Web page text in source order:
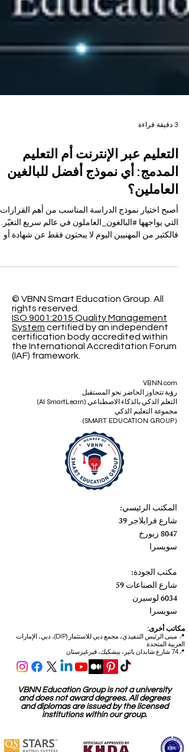
التعليم عبر الإنترنت أم التعليم
المدمج: أي نموذج أفضل للبالغين
العاملين؟
أصبح اختيار نموذج الدراسة المناسب من أهم القرارات
التي يواجهها #البالغون_العاملون في عالم سريع التغيّر.
سؤال مهم: هل #التعليم_عبر_الإنترنت هو الخيار
أم أن #التعليم_المدمج يقدم تجربة أكثر توازناً؟ يعتمد
الجواب على طبيعة حياة كل متعلم، ووقته، وأسلوب
تعلمه، وأهدافه المهنية.
© VBNN Smart Education Group.All
rights reserved.
ISO 9001:2015 Quality Management
Systemcertified by an independent
certification body accredited within
the International Accreditation Forum
VBNN.com
رؤية تتجاوز الحاضر نحو المستقبل
التعلم الذكي بالذكاء الاصطناعي (AI SmartLearn)
المكتب الرئيسي:
شارع فرايلاجر 39
8047 زيورخ
مكتب الجودة:
شارع الصناعات 59
6034 لوسيرن
سويسرا
مكاتب أخرى:
📍
VBNN Education Group is not a university
and does not award degrees. All degrees